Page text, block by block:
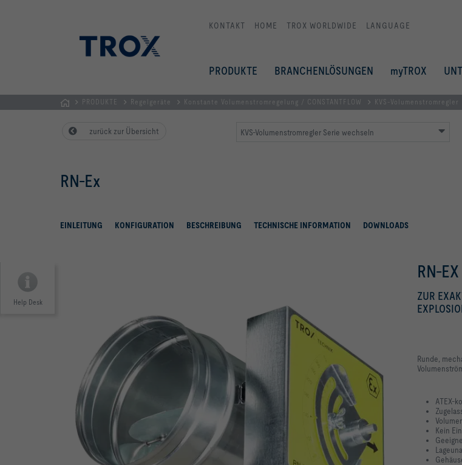
KONTAKT HOME TROX WORLDWIDE LANGUAGE
PRODUKTE BRANCHENLÖSUNGEN myTROX
PRODUKTE Regelgeräte Konstante Volumenstromregelung / CONSTANTFLOW KVS-Volumenstromregler
zurück zur Übersicht KVS-Volumenstromregler Serie wechseln
RN-Ex
EINLEITUNG KONFIGURATION BESCHREIBUNG TECHNISCHE INFORMATION DOWNLOADS
Help Desk
RN-EX
ZUR
Runde,
ATEX-
Kein